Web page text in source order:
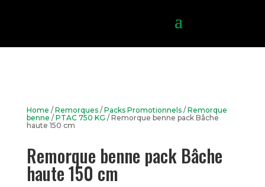
Home / Remorques/ Packs Promotionnels/ Remorque
benne / PTAC 750 KG / Remorque benne pack Bâche
haute 150 cm
Remorque benne pack Bâche
haute 150 cm